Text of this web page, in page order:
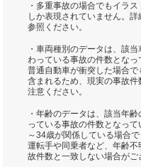
・多重事故の場合でもイラ
しか表現されていません。
参照ください。
・車両種別のデータは、該
わっている事故の件数とな
普通自動車が衝突した場合
含まれるため、現実の事故
注意ください。
・年齢のデータは、該当年
っている事故の件数となっ
～34歳が関係している場合
運転手や同乗者など、年齢
故件数と一致しない場合がご